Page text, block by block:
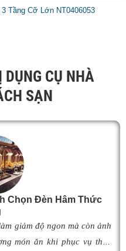
Tầng Cỡ Lớn NT0406053
CỤ NHÀ
SẠN
Chọn Đèn Hâm Thức
giảm độ ngon mà còn ảnh
món ăn khi phục vụ thực